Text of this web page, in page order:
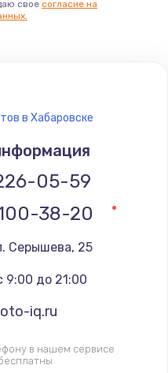
свое согласие на
в Хабаровске
05-59
38-20
Серышева, 25
9:00 до 21:00
iq.ru
в нашем сервисе